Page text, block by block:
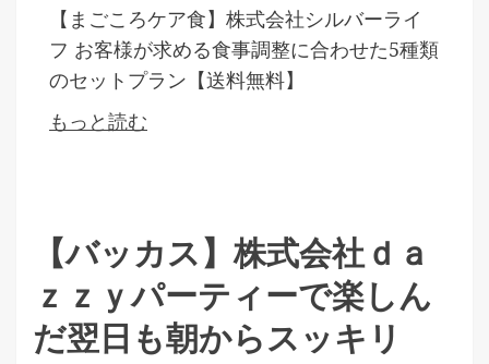
【まごころケア食】株式会社シルバーライ
フ お客様が求める食事調整に合わせた5種類
のセットプラン【送料無料】
もっと読む
【バッカス】株式会社ｄａ
ｚｚｙパーティーで楽しん
だ翌日も朝からスッキリ